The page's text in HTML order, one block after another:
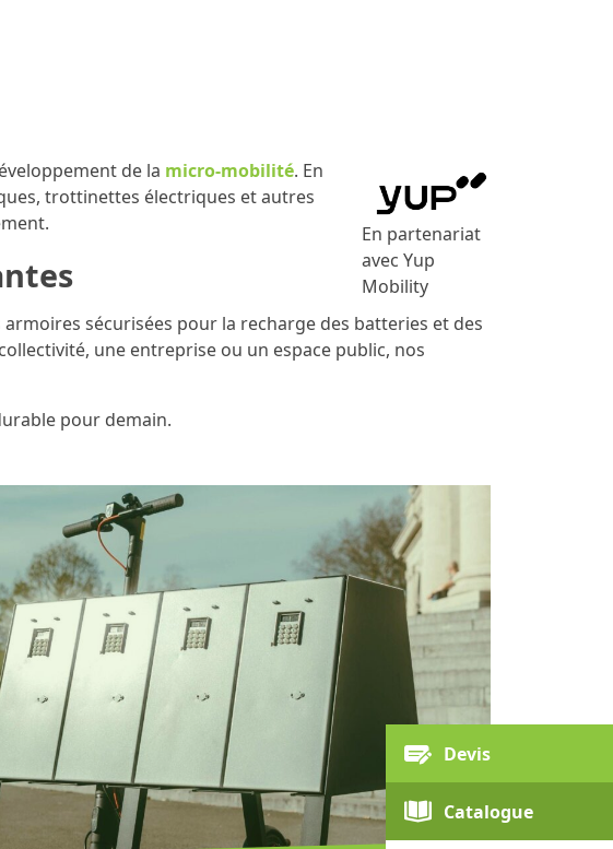
Devis
Catalogue
En partenariat
avec Yup
Mobility
de la micro-mobilité. En
trottinettes électriques et autres
sécurisées pour la recharge des batteries et des
une entreprise ou un espace public, nos
pour demain.